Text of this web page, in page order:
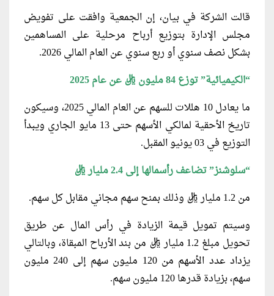
قالت الشركة في بيان، إن الجمعية وافقت على تفويض
مجلس الإدارة بتوزيع أرباح مرحلية على المساهمين
بشكل نصف سنوي أو ربع سنوي عن العام المالي 2026.
“الكيميائية” توزع 84 مليون ريال عن عام 2025
ما يعادل 10 هللات للسهم عن العام المالي 2025، وسيكون
تاريخ الأحقية لمالكي الأسهم حتى 13 مايو الجاري ويبدأ
التوزيع في 03 يونيو المقبل.
“سلوشنز” تضاعف رأسمالها إلى 2.4 مليار ريال
من 1.2 مليار ريال وذلك بمنح سهم مجاني مقابل كل سهم.
وسيتم تمويل قيمة الزيادة في رأس المال عن طريق
تحويل مبلغ 1.2 مليار ريال من بند الأرباح المبقاة، وبالتالي
يزداد عدد الأسهم من 120 مليون سهم إلى 240 مليون
سهم، بزيادة قدرها 120 مليون سهم.